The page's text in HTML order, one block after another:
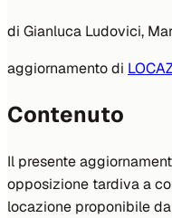
di Gianluca Ludovici,
aggiornamento di
Contenuto
Il presente
opposizione tardiva a
locazione proponibile